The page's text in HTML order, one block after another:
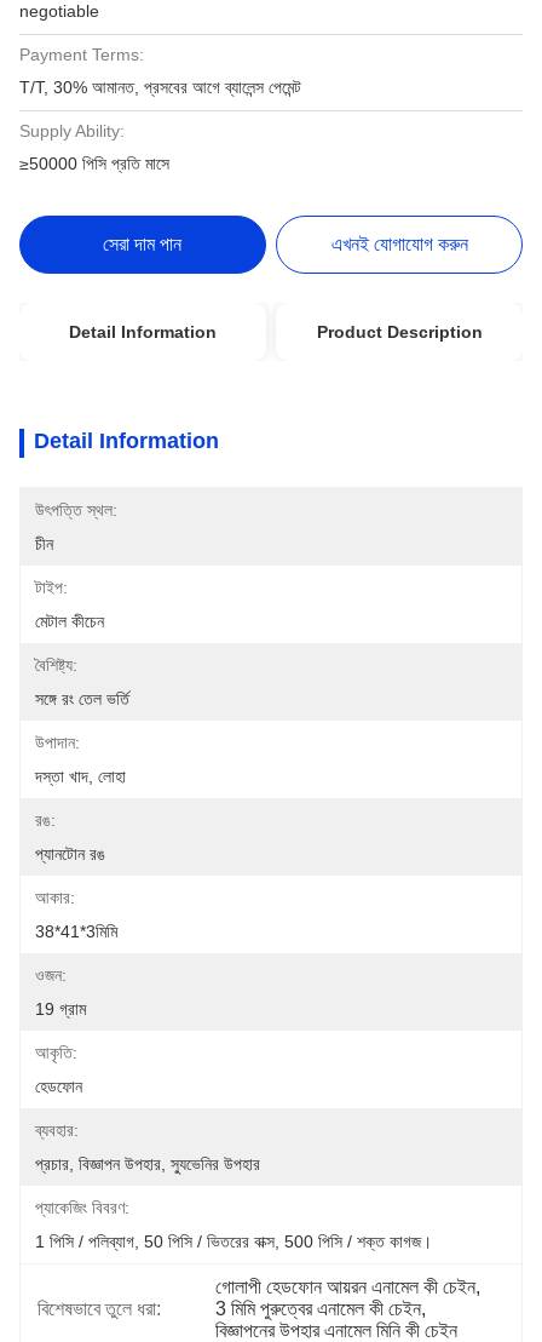
negotiable
Payment Terms:
T/T, 30% আমানত, প্রসবের আগে ব্যালেন্স পেমেন্ট
Supply Ability:
≥50000 পিসি প্রতি মাসে
সেরা দাম পান এখনই যোগাযোগ করুন
Detail Information Product Description
Detail Information
উৎপত্তি স্থল:
চীন
টাইপ:
মেটাল কীচেন
বৈশিষ্ট্য:
সঙ্গে রং তেল ভর্তি
উপাদান:
দস্তা খাদ, লোহা
রঙ:
প্যানটোন রঙ
আকার:
38*41*3মিমি
ওজন:
19 গ্রাম
আকৃতি:
হেডফোন
ব্যবহার:
প্রচার, বিজ্ঞাপন উপহার, স্যুভেনির উপহার
প্যাকেজিং বিবরণ:
1 পিসি / পলিব্যাগ, 50 পিসি / ভিতরের বাক্স, 500 পিসি / শক্ত কাগজ।
বিশেষভাবে তুলে ধরা:
গোলাপী হেডফোন আয়রন এনামেল কী চেইন,
3 মিমি পুরুত্বের এনামেল কী চেইন,
বিজ্ঞাপনের উপহার এনামেল মিনি কী চেইন